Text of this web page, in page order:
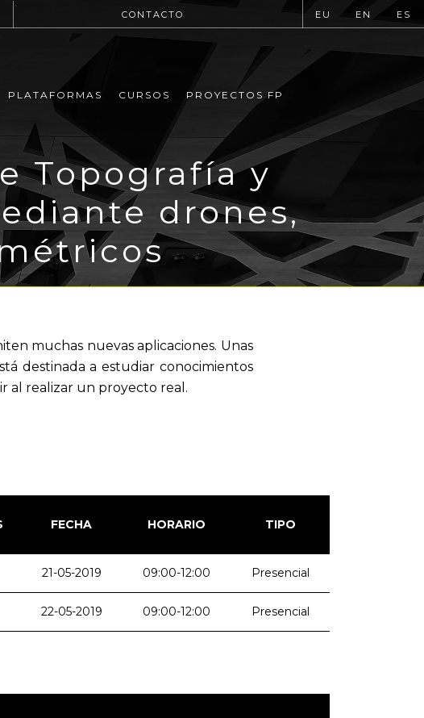
CONTACTO EU EN ES
PLATAFORMAS CURSOS PROYECTOS FP
Topografía y
drones,
muchas nuevas aplicaciones. Unas
destinada a estudiar conocimientos
al realizar un proyecto real.
FECHA HORARIO TIPO
21-05-2019 09:00-12:00 Presencial
22-05-2019 09:00-12:00 Presencial